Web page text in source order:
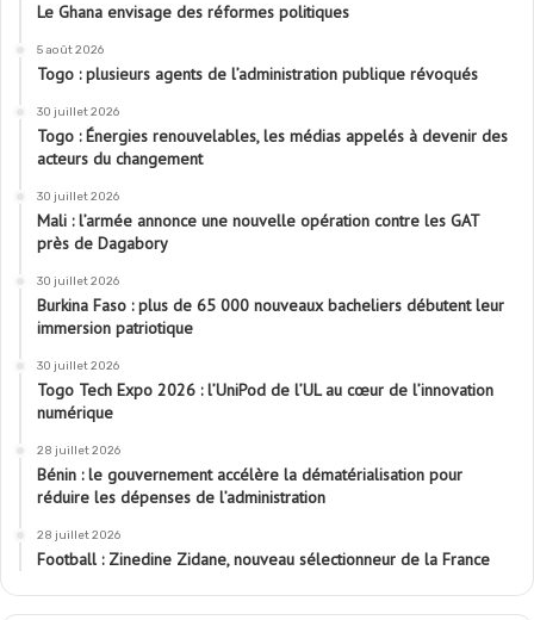
Le Ghana envisage des réformes politiques
5 août 2026
Togo : plusieurs agents de l’administration publique révoqués
30 juillet 2026
Togo : Énergies renouvelables, les médias appelés à devenir des
acteurs du changement
30 juillet 2026
Mali : l’armée annonce une nouvelle opération contre les GAT
près de Dagabory
30 juillet 2026
Burkina Faso : plus de 65 000 nouveaux bacheliers débutent leur
immersion patriotique
30 juillet 2026
Togo Tech Expo 2026 : l’UniPod de l’UL au cœur de l’innovation
numérique
28 juillet 2026
Bénin : le gouvernement accélère la dématérialisation pour
réduire les dépenses de l’administration
28 juillet 2026
Football : Zinedine Zidane, nouveau sélectionneur de la France